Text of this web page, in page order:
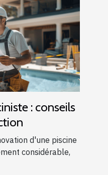
: conseils
d'une piscine
considérable,